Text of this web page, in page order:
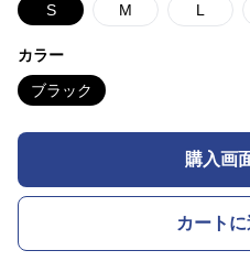
S M L
カラー
ブラック
購入画
カート